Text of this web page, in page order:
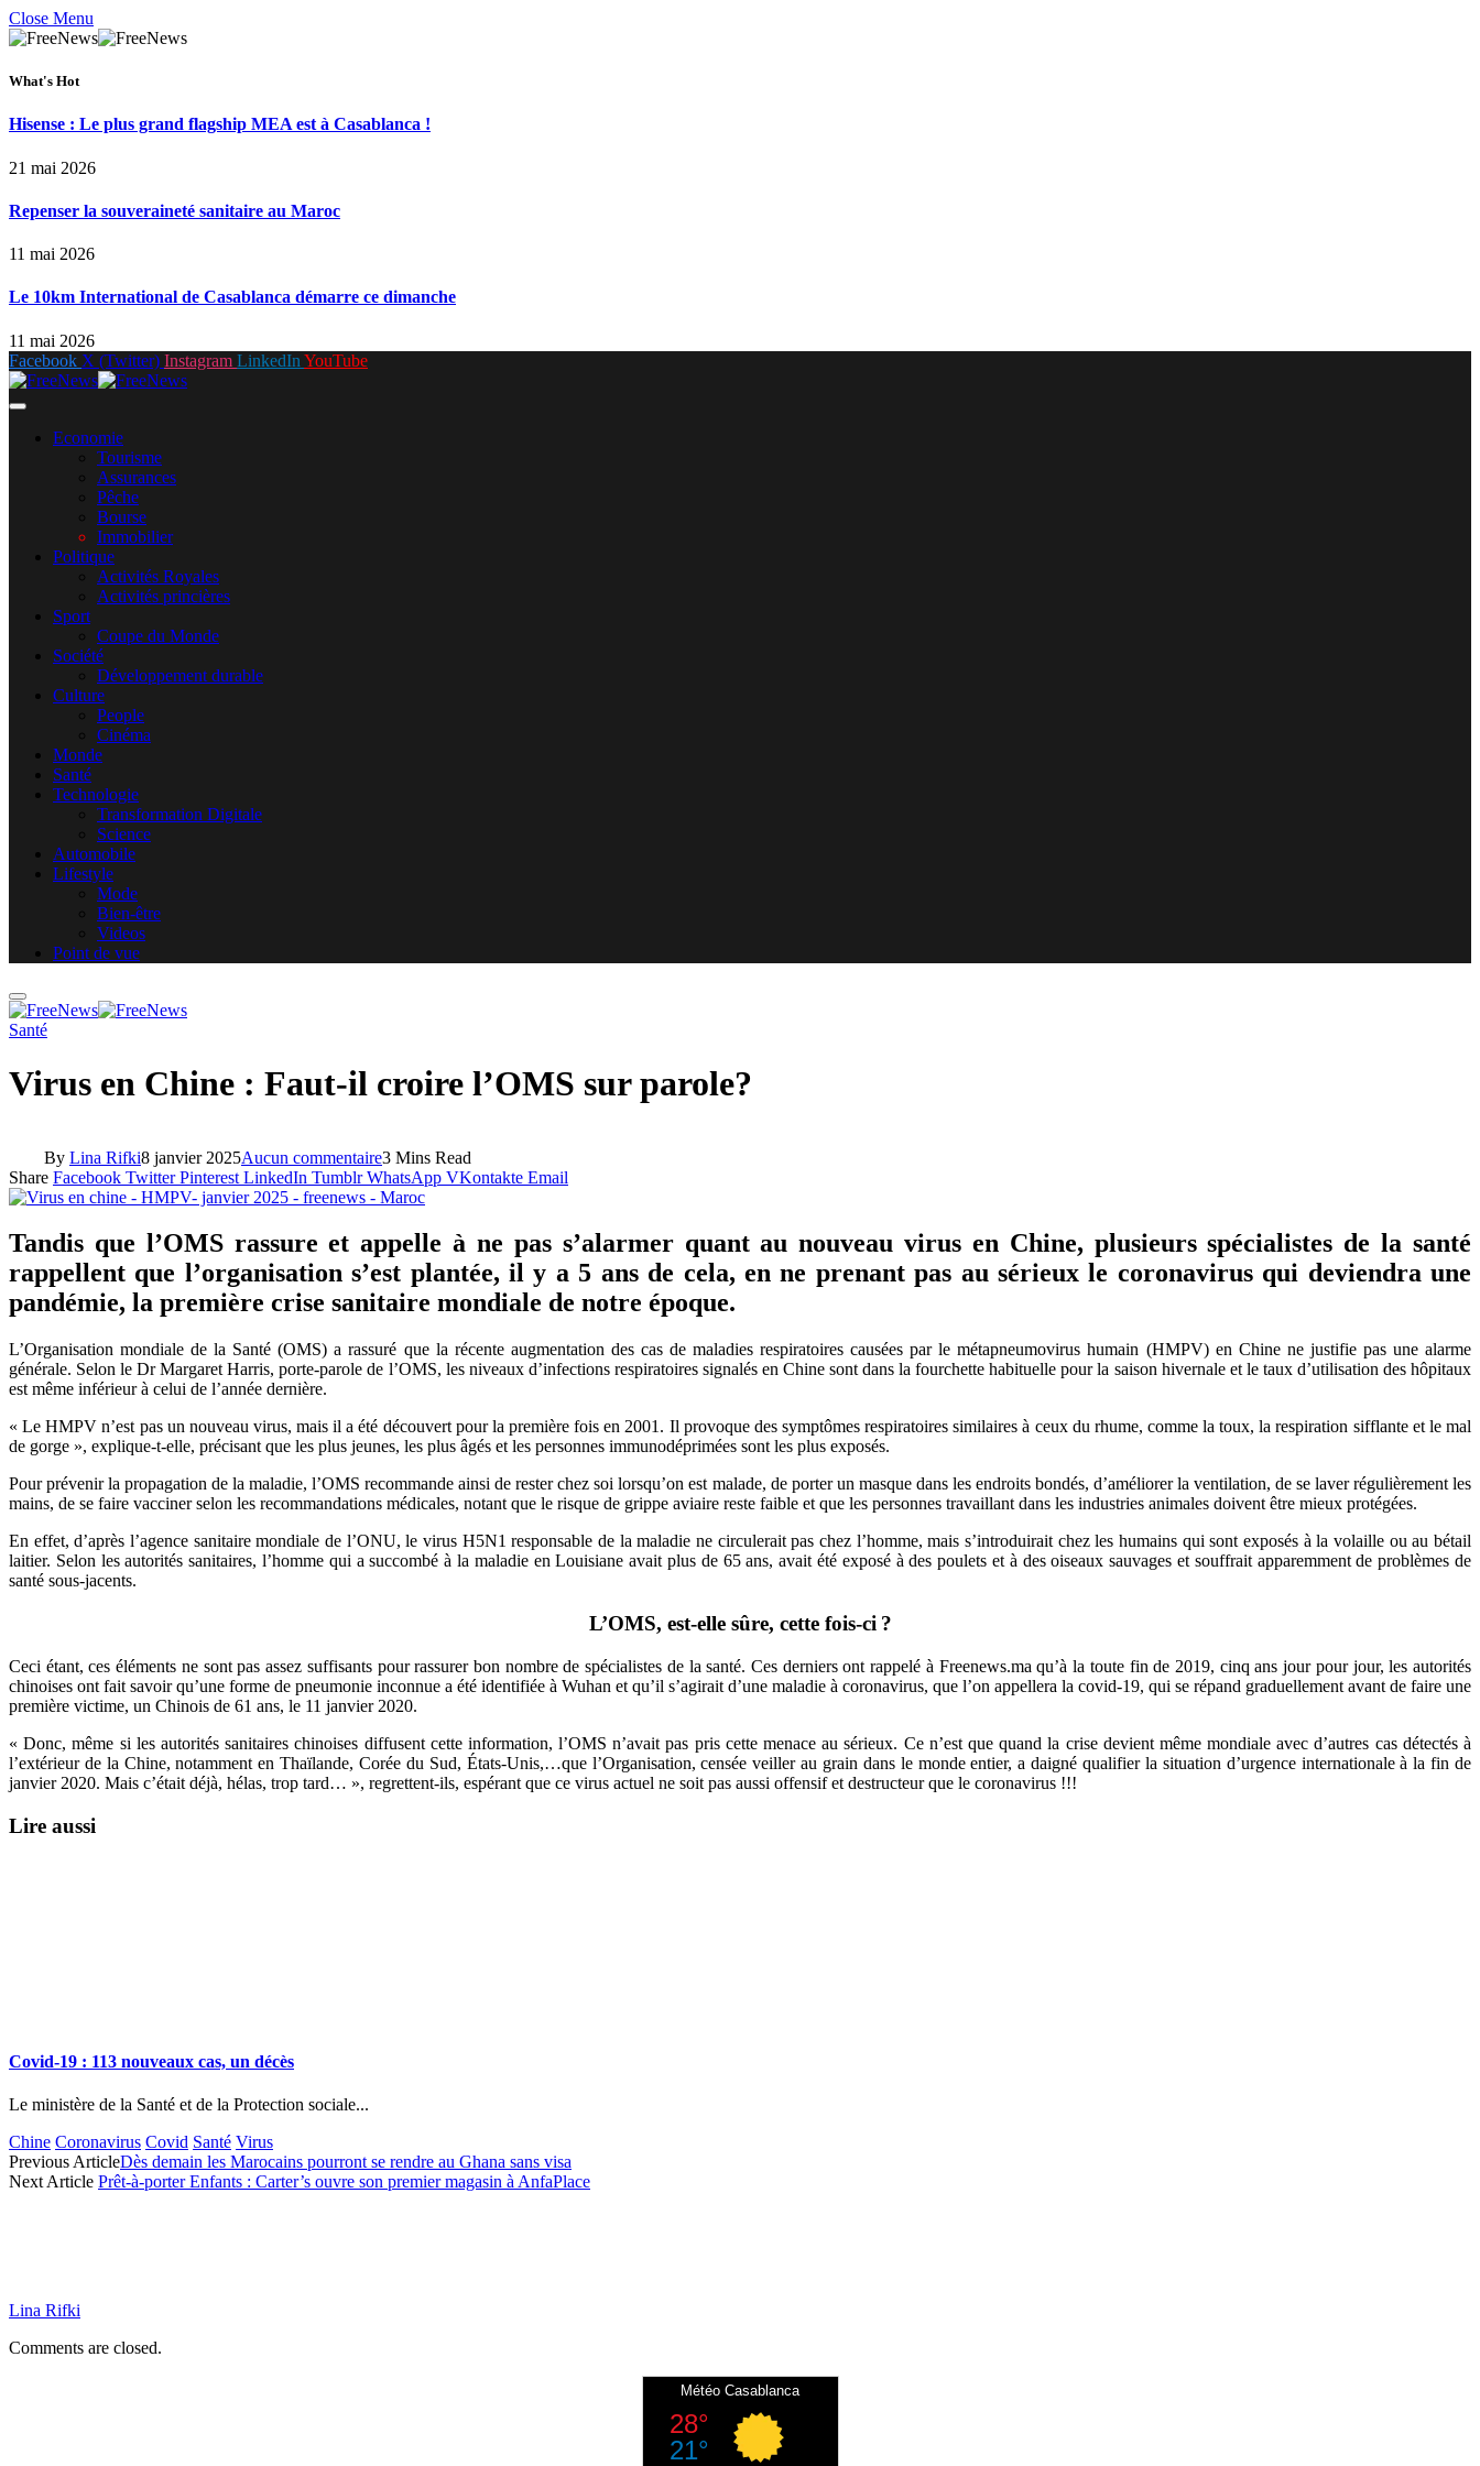
Close Menu
What's Hot
Hisense : Le plus grand flagship MEA est à Casablanca !
21 mai 2026
Repenser la souveraineté sanitaire au Maroc
11 mai 2026
Le 10km International de Casablanca démarre ce dimanche
11 mai 2026
Facebook X (Twitter) Instagram LinkedIn YouTube
Economie
Tourisme
Assurances
Pêche
Bourse
Immobilier
Politique
Activités Royales
Activités princières
Sport
Coupe du Monde
Société
Développement durable
Culture
People
Cinéma
Monde
Santé
Technologie
Transformation Digitale
Science
Automobile
Lifestyle
Mode
Bien-être
Videos
Point de vue
Santé
Virus en Chine : Faut-il croire l’OMS sur parole?
By Lina Rifki8 janvier 2025Aucun commentaire3 Mins Read
Share Facebook Twitter Pinterest LinkedIn Tumblr WhatsApp VKontakte Email
Tandis que l’OMS rassure et appelle à ne pas s’alarmer quant au nouveau virus en Chine, plusieurs spécialistes de la santé
rappellent que l’organisation s’est plantée, il y a 5 ans de cela, en ne prenant pas au sérieux le coronavirus qui deviendra une
pandémie, la première crise sanitaire mondiale de notre époque.
L’Organisation mondiale de la Santé (OMS) a rassuré que la récente augmentation des cas de maladies respiratoires causées par le métapneumovirus humain (HMPV) en Chine ne justifie pas une alarme
générale. Selon le Dr Margaret Harris, porte-parole de l’OMS, les niveaux d’infections respiratoires signalés en Chine sont dans la fourchette habituelle pour la saison hivernale et le taux d’utilisation des hôpitaux
est même inférieur à celui de l’année dernière.
« Le HMPV n’est pas un nouveau virus, mais il a été découvert pour la première fois en 2001. Il provoque des symptômes respiratoires similaires à ceux du rhume, comme la toux, la respiration sifflante et le mal
de gorge », explique-t-elle, précisant que les plus jeunes, les plus âgés et les personnes immunodéprimées sont les plus exposés.
Pour prévenir la propagation de la maladie, l’OMS recommande ainsi de rester chez soi lorsqu’on est malade, de porter un masque dans les endroits bondés, d’améliorer la ventilation, de se laver régulièrement les
mains, de se faire vacciner selon les recommandations médicales, notant que le risque de grippe aviaire reste faible et que les personnes travaillant dans les industries animales doivent être mieux protégées.
En effet, d’après l’agence sanitaire mondiale de l’ONU, le virus H5N1 responsable de la maladie ne circulerait pas chez l’homme, mais s’introduirait chez les humains qui sont exposés à la volaille ou au bétail
laitier. Selon les autorités sanitaires, l’homme qui a succombé à la maladie en Louisiane avait plus de 65 ans, avait été exposé à des poulets et à des oiseaux sauvages et souffrait apparemment de problèmes de
santé sous-jacents.
L’OMS, est-elle sûre, cette fois-ci ?
Ceci étant, ces éléments ne sont pas assez suffisants pour rassurer bon nombre de spécialistes de la santé. Ces derniers ont rappelé à Freenews.ma qu’à la toute fin de 2019, cinq ans jour pour jour, les autorités
chinoises ont fait savoir qu’une forme de pneumonie inconnue a été identifiée à Wuhan et qu’il s’agirait d’une maladie à coronavirus, que l’on appellera la covid-19, qui se répand graduellement avant de faire une
première victime, un Chinois de 61 ans, le 11 janvier 2020.
« Donc, même si les autorités sanitaires chinoises diffusent cette information, l’OMS n’avait pas pris cette menace au sérieux. Ce n’est que quand la crise devient même mondiale avec d’autres cas détectés à
l’extérieur de la Chine, notamment en Thaïlande, Corée du Sud, États-Unis,…que l’Organisation, censée veiller au grain dans le monde entier, a daigné qualifier la situation d’urgence internationale à la fin de
janvier 2020. Mais c’était déjà, hélas, trop tard… », regrettent-ils, espérant que ce virus actuel ne soit pas aussi offensif et destructeur que le coronavirus !!!
Lire aussi
Covid-19 : 113 nouveaux cas, un décès
Le ministère de la Santé et de la Protection sociale...
Chine Coronavirus Covid Santé Virus
Previous ArticleDès demain les Marocains pourront se rendre au Ghana sans visa
Next Article Prêt-à-porter Enfants : Carter’s ouvre son premier magasin à AnfaPlace
Lina Rifki
Comments are closed.